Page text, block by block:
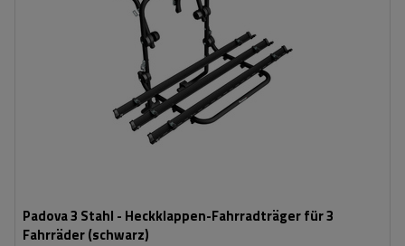
Padova 3 Stahl - Heckklappen-Fahrradträger für 3
Fahrräder (schwarz)